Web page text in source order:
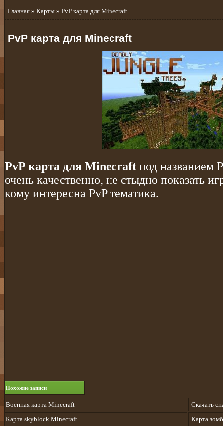
Главная » Карты » PvP карта для Minecraft
PvP карта для Minecraft
PvP карта для Minecraft под названием
очень качественно, не стыдно показать
кому интересна PvP тематика.
Похожие записи
Военная карта Minecraft
Cкачать
Карта skyblock Minecraft
Карта